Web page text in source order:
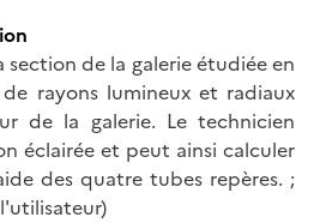
section de la galerie étudiée en
rayons lumineux et radiaux
de la galerie. Le technicien
éclairée et peut ainsi calculer
des quatre tubes repères. ;